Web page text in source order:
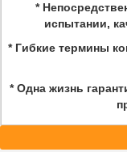
*
испытании,
* Гибкие термины
* Одна жизнь